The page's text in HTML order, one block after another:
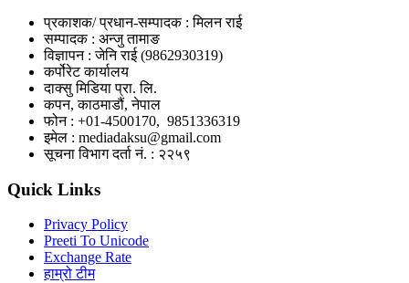
प्रकाशक/ प्रधान-सम्पादक : मिलन राई
सम्पादक : अन्जु तामाङ
विज्ञापन : जेनि राई (9862930319)
कर्पोरेट कार्यालय
दाक्सु मिडिया प्रा. लि.
कपन, काठमाडौं, नेपाल
फोन : +01-4500170, 9851336319
इमेल : mediadaksu@gmail.com
सूचना विभाग दर्ता नं. : २२५९
Quick Links
Privacy Policy
Preeti To Unicode
Exchange Rate
हाम्रो टीम